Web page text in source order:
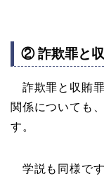
② 詐欺罪と
詐欺罪と収賄
関係についても
す。
学説も同様です